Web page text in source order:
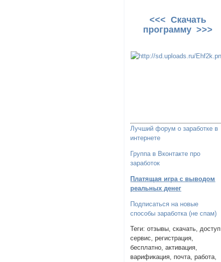
<<< Скачать
программу >>>
Лучший форум о заработке в
интернете
Группа в Вконтакте про
заработок
Платящая игра с выводом
реальных денег
Подписаться на новые
способы заработка (не спам)
Теги: отзывы, скачать,
сервис, регистрация,
бесплатно, активация,
варификация, почта, работа,